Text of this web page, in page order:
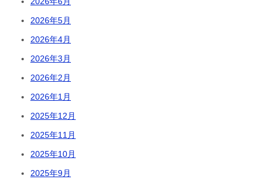
2026年5月
2026年4月
2026年3月
2026年2月
2026年1月
2025年12月
2025年11月
2025年10月
2025年9月